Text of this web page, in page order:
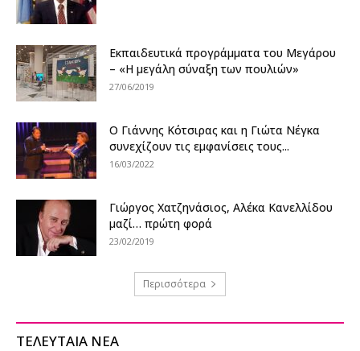
Εκπαιδευτικά προγράμματα του Μεγάρου
– «Η μεγάλη σύναξη των πουλιών»
27/06/2019
Ο Γιάννης Κότσιρας και η Γιώτα Νέγκα
συνεχίζουν τις εμφανίσεις τους...
16/03/2022
Γιώργος Χατζηνάσιος, Αλέκα Κανελλίδου
μαζί… πρώτη φορά
23/02/2019
Περισσότερα
ΤΕΛΕΥΤΑΙΑ ΝΕΑ